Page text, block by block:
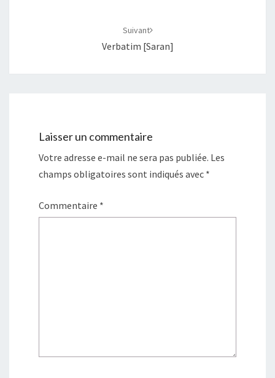
Suivant
Verbatim [Saran]
Laisser un commentaire
Votre adresse e-mail ne sera pas publiée. Les
champs obligatoires sont indiqués avec *
Commentaire *